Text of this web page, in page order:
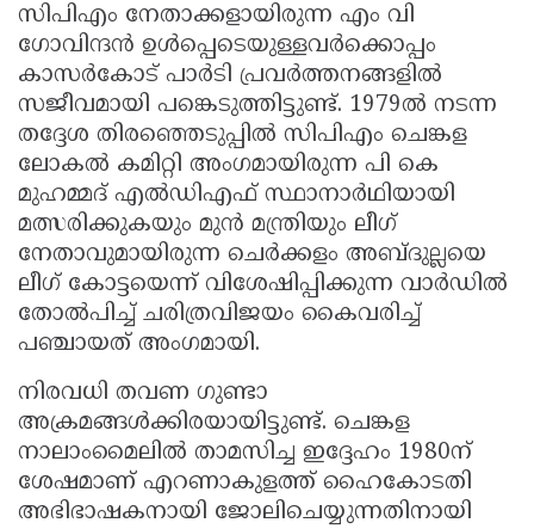
സിപിഎം നേതാക്കളായിരുന്ന എം വി
ഗോവിന്ദൻ ഉൾപ്പെടെയുള്ളവർക്കൊപ്പം
കാസർകോട്‌ പാർടി പ്രവർത്തനങ്ങളിൽ
സജീവമായി പങ്കെടുത്തിട്ടുണ്ട്. 1979ൽ നടന്ന
തദ്ദേശ തിരഞ്ഞെടുപ്പിൽ സിപിഎം ചെങ്കള
ലോകൽ കമിറ്റി അംഗമായിരുന്ന പി കെ
മുഹമ്മദ്‌ എൽഡിഎഫ്‌ സ്ഥാനാർഥിയായി
മത്സരിക്കുകയും മുൻ മന്ത്രിയും ലീഗ്‌
നേതാവുമായിരുന്ന ചെർക്കളം അബ്ദുല്ലയെ
ലീഗ്‌ കോട്ടയെന്ന്‌ വിശേഷിപ്പിക്കുന്ന വാർഡിൽ
തോൽപിച്ച് ചരിത്രവിജയം കൈവരിച്ച്‌
പഞ്ചായത് അംഗമായി.
നിരവധി തവണ ഗുണ്ടാ
അക്രമങ്ങൾക്കിരയായിട്ടുണ്ട്. ചെങ്കള
നാലാംമൈലിൽ താമസിച്ച ഇദ്ദേഹം 1980ന്‌
ശേഷമാണ്‌ എറണാകുളത്ത്‌ ഹൈകോടതി
അഭിഭാഷകനായി ജോലിചെയ്യുന്നതിനായി